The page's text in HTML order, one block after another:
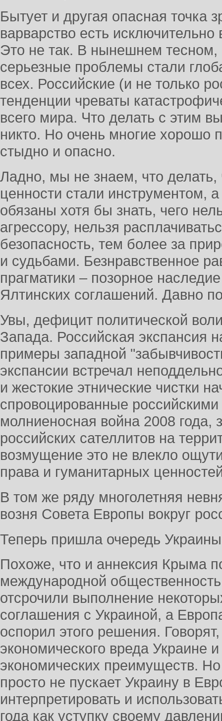
Бытует и другая опасная точка
варварство есть
Это не так. В нынешнем
серьезные проблемы стали
всех. Российские (и не только
тенденции чреваты
всего мира. Что делать с этим
никто. Но очень многие хорошо
стыдно и опасно.
Ладно, мы не знаем, что
ценности стали инструментом,
обязаны хотя бы знать, чего
агрессору, нельзя
безопасность, тем более за
и судьбами. Безнравственное
прагматики – позорное
Ялтинских соглашений. Давно
Увы, дефицит политической
Запада. Российская экспансия
примеры западной
экспансии встречал
и жестокие этнические чистки
спровоцированные
молниеносная война 2008
российских сателлитов на
возмущение это не влекло
права и гуманитарных
В том же ряду многолетняя
возня Совета Европы вокруг
Теперь пришла очередь
Похоже, что и аннексия Крыма
международной
отсрочили выполнение
соглашения с Украиной, а
оспорил этого решения.
экономического вреда Украине
экономических преимуществ.
просто не пускает Украину в
интерпретировать и
года как уступку своему